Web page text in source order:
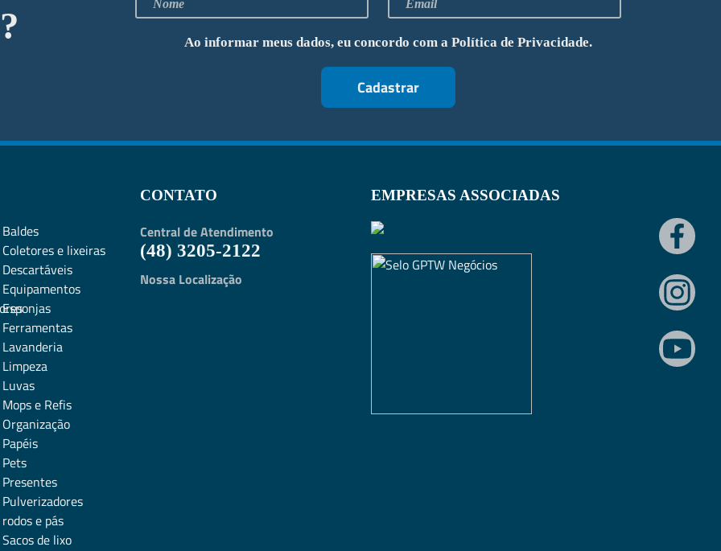
Ao informar meus dados, eu concordo com a Política de Privacidade.
Cadastrar
Baldes
Coletores e lixeiras
Descartáveis
Equipamentos
Esponjas
Ferramentas
Lavanderia
Limpeza
Luvas
Mops e Refis
Organização
Papéis
Pets
Presentes
Pulverizadores
rodos e pás
Sacos de lixo
CONTATO
Central de Atendimento
(48) 3205-2122
Nossa Localização
EMPRESAS ASSOCIADAS